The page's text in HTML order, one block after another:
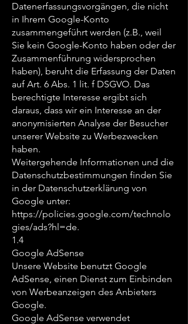
Datenerfassungsvorgängen, die nicht
in Ihrem Google-Konto
zusammengeführt werden (z.B., weil
Sie kein Google-Konto haben oder der
Zusammenführung widersprochen
haben), beruht die Erfassung der Daten
auf Art. 6 Abs. 1 lit. f DSGVO. Das
berechtigte Interesse ergibt sich
daraus, dass wir ein Interesse an der
anonymisierten Analyse der Besucher
unserer Website zu Werbezwecken
haben.
Weitergehende Informationen und die
Datenschutzbestimmungen finden Sie
in der Datenschutzerklärung von
Google unter:
https://policies.google.com/technolo
gies/ads?hl=de.
1.4
Google AdSense
Unsere Website benutzt Google
AdSense, einen Dienst zum Einbinden
von Werbeanzeigen des Anbieters
Google.
Google AdSense verwendet